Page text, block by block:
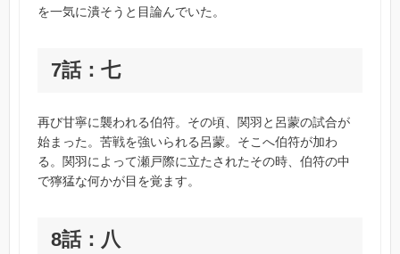
を一気に潰そうと目論んでいた。
7話：七
再び甘寧に襲われる伯符。その頃、関羽と呂蒙の試合が
始まった。苦戦を強いられる呂蒙。そこへ伯符が加わ
る。関羽によって瀬戸際に立たされたその時、伯符の中
で獰猛な何かが目を覚ます。
8話：八